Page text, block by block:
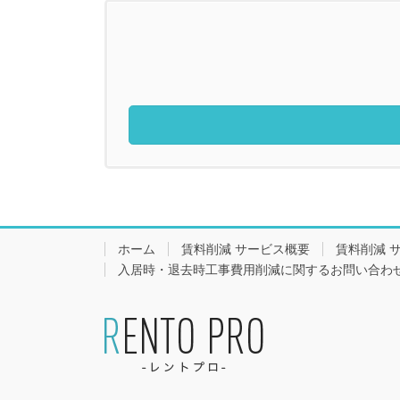
ホーム 賃料削減 サービス概要
賃料削減
入居時・退去時工事費用削減に関するお問い合わ